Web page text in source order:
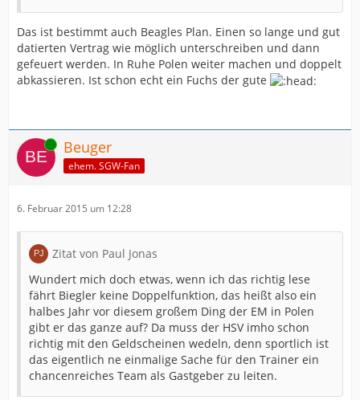
Das ist bestimmt auch Beagles Plan. Einen so lange und gut
datierten Vertrag wie möglich unterschreiben und dann
gefeuert werden. In Ruhe Polen weiter machen und doppelt
abkassieren. Ist schon echt ein Fuchs der gute
Online Beuger
ehem. SGW-Fan
6. Februar 2015 um 12:28
Zitat von Paul Jonas
Wundert mich doch etwas, wenn ich das richtig lese
fährt Biegler keine Doppelfunktion, das heißt also ein
halbes Jahr vor diesem großem Ding der EM in Polen
gibt er das ganze auf? Da muss der HSV imho schon
richtig mit den Geldscheinen wedeln, denn sportlich ist
das eigentlich ne einmalige Sache für den Trainer ein
chancenreiches Team als Gastgeber zu leiten.